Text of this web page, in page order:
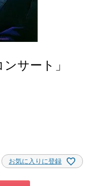
サート」
お気に入りに登録